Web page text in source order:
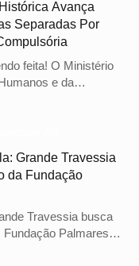
histórica
a desigualdade e
Saiba mais sobre
#AgriculturaSocial
#Areal
Avança
Separadas Por
feita! O Ministério
e da
resgate da dignidade
Saiba mais
decisão!
Grande Travessia
da Fundação
Travessia busca
Fundação Palmares